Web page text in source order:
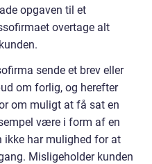
opgaven til et
overtage alt
sende et brev eller
om forlig, og herefter
om muligt at få sat en
være i form af en
ikke har mulighed for at
Misligeholder kunden